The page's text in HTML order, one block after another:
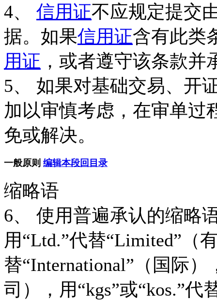
4、 信用证不应规定提交
据。如果信用证含有此类
用证 ，或者遵守该条款
5、 如果对基础交易、开
加以审慎考虑，在审单过
免或解决。
一般原则 编辑本段回目录
缩略语
6、 使用普遍承认的缩略
用“Ltd.”代替“Limited”（
替“International”（国际）
司），用“kgs”或“kos.”代